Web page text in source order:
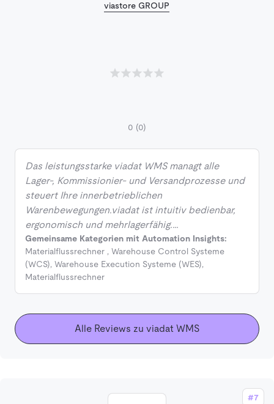
viastore GROUP
0 (0)
Das leistungsstarke viadat WMS managt alle
Lager-, Kommissionier- und Versandprozesse und
steuert Ihre innerbetrieblichen
Warenbewegungen.viadat ist intuitiv bedienbar,
ergonomisch und mehrlagerfähig.…
Gemeinsame Kategorien mit Automation Insights:
Materialflussrechner , Warehouse Control Systeme
(WCS), Warehouse Execution Systeme (WES),
Materialflussrechner
Alle Reviews zu viadat WMS
#7